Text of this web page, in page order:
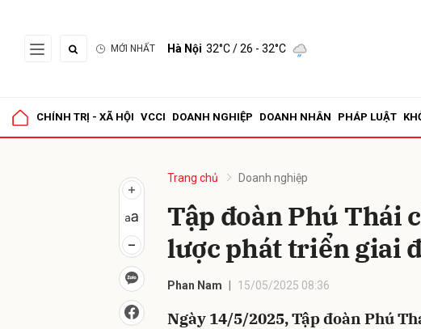
MỚI NHẤT Hà Nội 32°C/ 26 - 32°C
CHÍNH TRỊ - XÃ HỘI VCCI DOANH NGHIỆP DOANH NHÂN PHÁP LUẬT
Trang chủ Doanh nghiệp
Tập đoàn Phú Thái
lược phát triển giai
Phan Nam 15/05/2025 08:36
Ngày 14/5/2025, Tập đoàn Phú